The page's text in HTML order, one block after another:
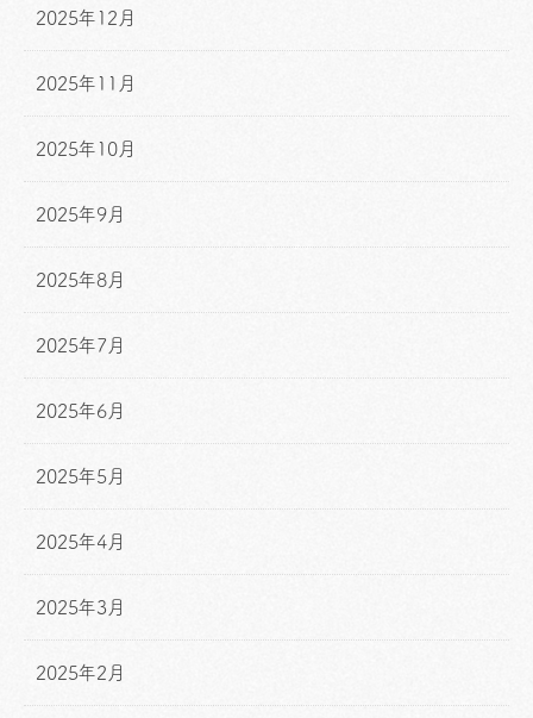
2025年12月
2025年11月
2025年10月
2025年9月
2025年8月
2025年7月
2025年6月
2025年5月
2025年4月
2025年3月
2025年2月